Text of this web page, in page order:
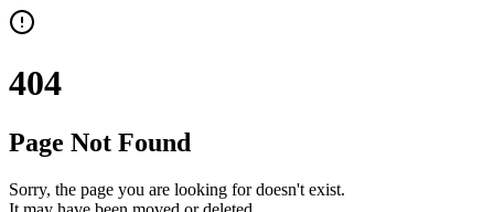
404
Page Not Found
Sorry, the page you are looking for doesn't exist.